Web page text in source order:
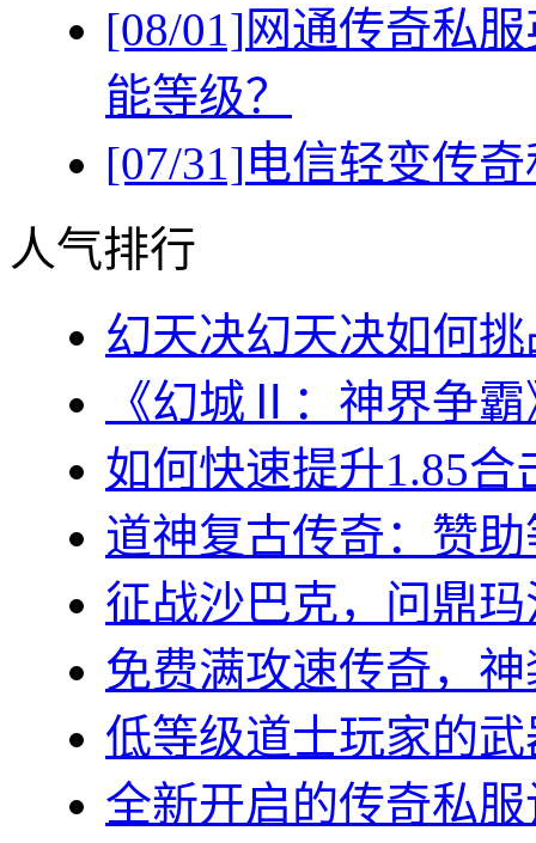
[08/01]网通传奇私
能等级？
[07/31]电信轻变传
人气排行
幻天决幻天决如何
《幻城Ⅱ：神界争
如何快速提升1.85
道神复古传奇：赞
征战沙巴克，问鼎
免费满攻速传奇，
低等级道士玩家的
全新开启的传奇私